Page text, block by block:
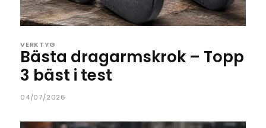
VERKTYG
Bästa dragarmskrok – Topp
3 bäst i test
04/07/2026